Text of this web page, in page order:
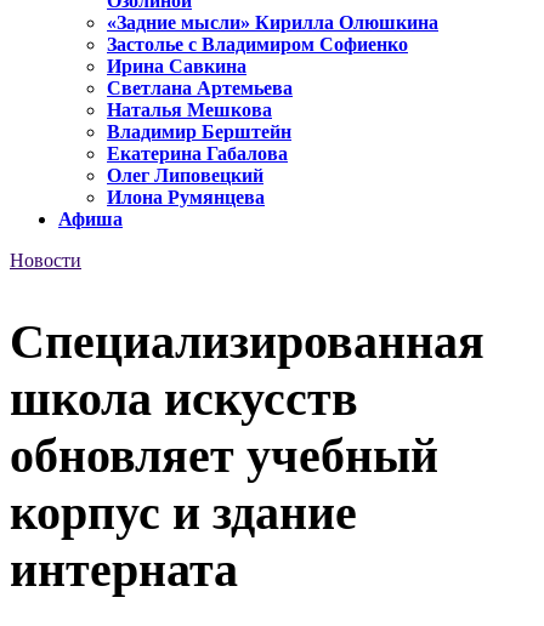
«Задние мысли» Кирилла Олюшкина
Застолье с Владимиром Софиенко
Ирина Савкина
Светлана Артемьева
Наталья Мешкова
Владимир Берштейн
Екатерина Габалова
Олег Липовецкий
Илона Румянцева
Афиша
Новости
Специализированная
школа искусств
обновляет учебный
корпус и здание
интерната